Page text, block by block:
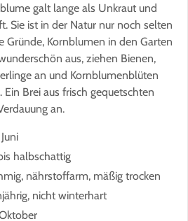
galt lange als Unkraut und
Sie ist in der Natur nur noch selten
Gründe, Kornblumen in den Garten
aus, ziehen Bienen,
an und Kornblumenblüten
Brei aus frisch gequetschten
an.
halbschattig
nährstoffarm, mäßig trocken
nicht winterhart